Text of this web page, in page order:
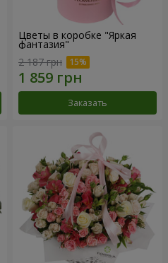
Цветы в коробке "Яркая
фантазия"
2 187 грн
Заказать